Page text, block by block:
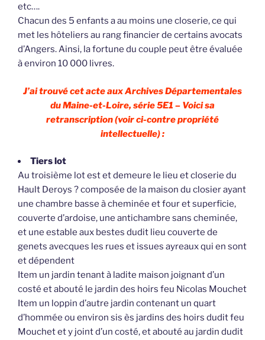
etc….
Chacun des 5 enfants a au moins une closerie, ce qui
met les hôteliers au rang financier de certains avocats
d’Angers. Ainsi, la fortune du couple peut être évaluée
à environ 10 000 livres.
J’ai trouvé cet acte aux Archives Départementales
du Maine-et-Loire, série 5E1 – Voici sa
retranscription (voir ci-contre propriété
intellectuelle) :
Tiers lot
Au troisième lot est et demeure le lieu et closerie du
Hault Deroys ? composée de la maison du closier ayant
une chambre basse à cheminée et four et superficie,
couverte d’ardoise, une antichambre sans cheminée,
et une estable aux bestes dudit lieu couverte de
genets avecques les rues et issues ayreaux qui en sont
et dépendent
Item un jardin tenant à ladite maison joignant d’un
costé et abouté le jardin des hoirs feu Nicolas Mouchet
Item un loppin d’autre jardin contenant un quart
d’hommée ou environ sis ès jardins des hoirs dudit feu
Mouchet et y joint d’un costé, et abouté au jardin dudit